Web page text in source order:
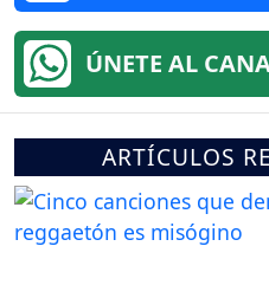
ÚNETE AL
ARTÍCULOS